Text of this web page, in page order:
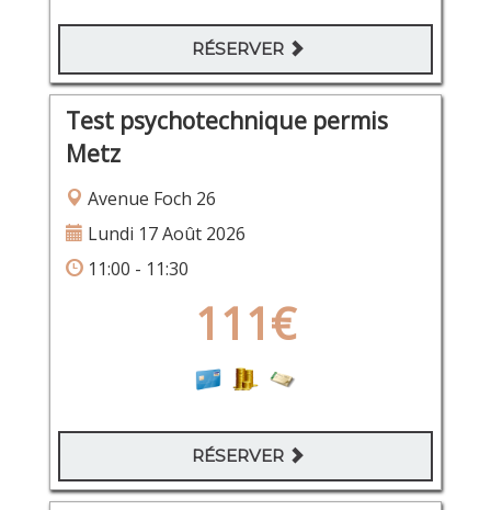
RÉSERVER
Test psychotechnique permis
Metz
Avenue Foch 26
Lundi 17 Août 2026
11:00 - 11:30
111€
RÉSERVER